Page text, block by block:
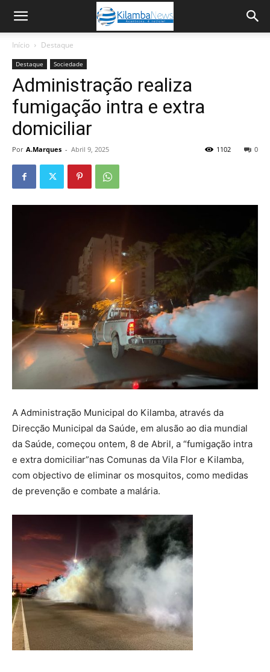
Início Destaque
Destaque Sociedade
Administração realiza
fumigação intra e extra
domiciliar
Por A.Marques - Abril 9, 2025 0
1102
A Administração Municipal do Kilamba, através da
Direcção Municipal da Saúde, em alusão ao dia mundial
da Saúde, começou ontem, 8 de Abril, a “fumigação intra
e extra domiciliar”nas Comunas da Vila Flor e Kilamba,
com objectivo de eliminar os mosquitos, como medidas
de prevenção e combate a malária.